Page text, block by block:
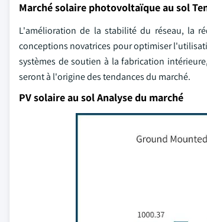
Marché solaire photovoltaïque au sol
L'amélioration de la stabilité du réseau, la
conceptions novatrices pour optimiser
systèmes de soutien à la fabrication
seront à l'origine des tendances du marché.
PV solaire au sol Analyse du marché